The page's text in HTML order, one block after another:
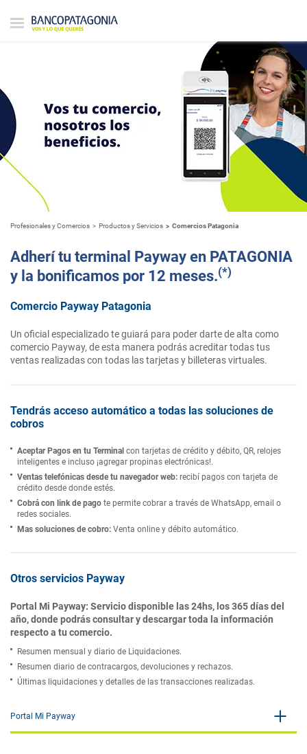
Profesionales y Comercios Productos y Servicios Comercios Patagonia
Adherí tu terminal Payway en PATAGONIA
y la bonificamos por 12 meses.(*)
Comercio Payway Patagonia
Un oficial especializado te guiará para poder darte de alta como
comercio Payway, de esta manera podrás acreditar todas tus
ventas realizadas con todas las tarjetas y billeteras virtuales.
Tendrás acceso automático a todas las soluciones de
cobros
Aceptar Pagos en tu Terminal con tarjetas de crédito y débito, QR, relojes
inteligentes e incluso ¡agregar propinas electrónicas!.
Ventas telefónicas desde tu navegador web: recibí pagos con tarjeta de
crédito desde donde estés.
Cobrá con link de pago te permite cobrar a través de WhatsApp, email o
redes sociales.
Mas soluciones de cobro: Venta online y débito automático.
Otros servicios Payway
Portal Mi Payway: Servicio disponible las 24hs, los 365 días del
año, donde podrás consultar y descargar toda la información
respecto a tu comercio.
Resumen mensual y diario de Liquidaciones.
Resumen diario de contracargos, devoluciones y rechazos.
Últimas liquidaciones y detalles de las transacciones realizadas.
Portal Mi Payway